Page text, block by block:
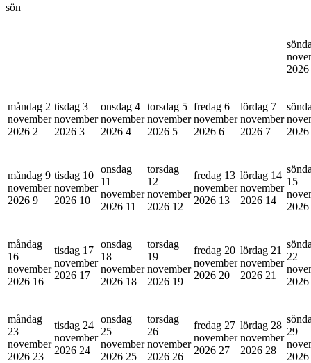
sön
2026
måndag 2
november
2026 2
tisdag 3
november
2026 3
onsdag 4
november
2026 4
torsdag 5
november
2026 5
fredag 6
november
2026 6
lördag 7
november
2026 7
2026
måndag 9
november
2026 9
tisdag 10
november
2026 10
onsdag
11
november
2026 11
torsdag
12
november
2026 12
fredag 13
november
2026 13
lördag 14
november
2026 14
15
2026
måndag
16
november
2026 16
tisdag 17
november
2026 17
onsdag
18
november
2026 18
torsdag
19
november
2026 19
fredag 20
november
2026 20
lördag 21
november
2026 21
22
2026
måndag
23
november
2026 23
tisdag 24
november
2026 24
onsdag
25
november
2026 25
torsdag
26
november
2026 26
fredag 27
november
2026 27
lördag 28
november
2026 28
29
2026